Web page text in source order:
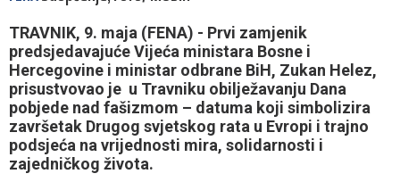
TRAVNIK, 9. maja (FENA) - Prvi zamjenik
predsjedavajuće Vijeća ministara Bosne i
Hercegovine i ministar odbrane BiH, Zukan Helez,
prisustvovao je u Travniku obilježavanju Dana
pobjede nad fašizmom – datuma koji simbolizira
završetak Drugog svjetskog rata u Evropi i trajno
podsjeća na vrijednosti mira, solidarnosti i
zajedničkog života.